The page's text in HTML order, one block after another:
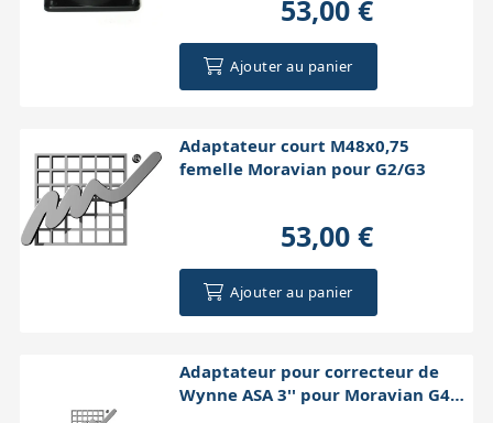
53,00 €
Ajouter au panier
Adaptateur court M48x0,75
femelle Moravian pour G2/G3
53,00 €
Ajouter au panier
Adaptateur pour correcteur de
Wynne ASA 3'' pour Moravian G4